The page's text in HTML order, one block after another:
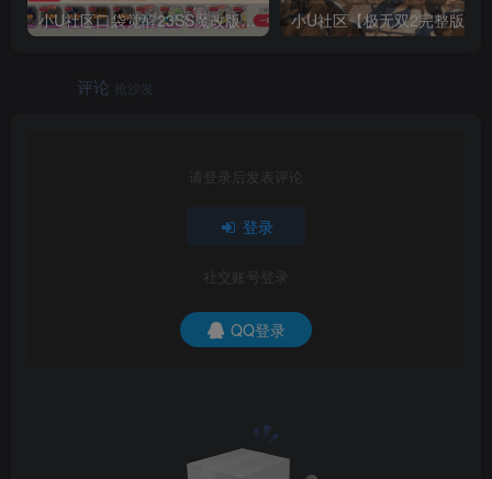
小U社区口袋觉醒23SS魔改版服务端横版卡牌手游+Linux手工服务端+GM授权后台+搭建视频
评论 抢沙发
请登录后发表评论
登录
社交账号登录
QQ登录